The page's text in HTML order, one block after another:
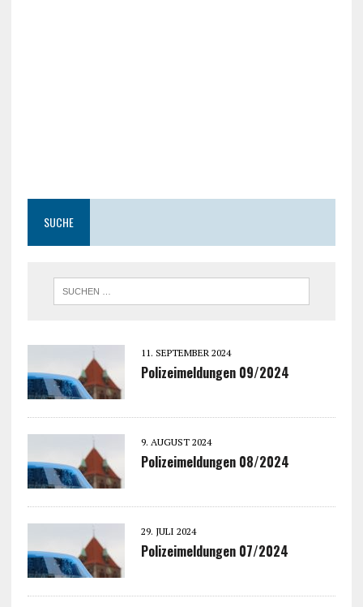
SUCHE
11. SEPTEMBER 2024
Polizeimeldungen 09/2024
9. AUGUST 2024
Polizeimeldungen 08/2024
29. JULI 2024
Polizeimeldungen 07/2024